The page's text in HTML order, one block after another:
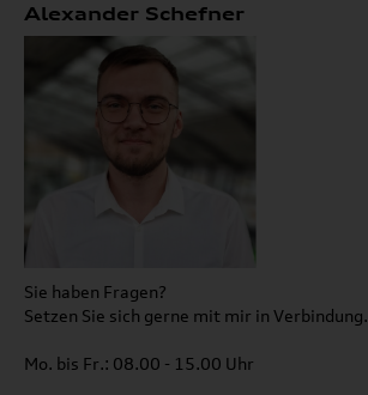
Alexander Schefner
Sie haben Fragen?
Setzen Sie sich gerne mit mir in Verbindung.
Mo. bis Fr.: 08.00 - 15.00 Uhr